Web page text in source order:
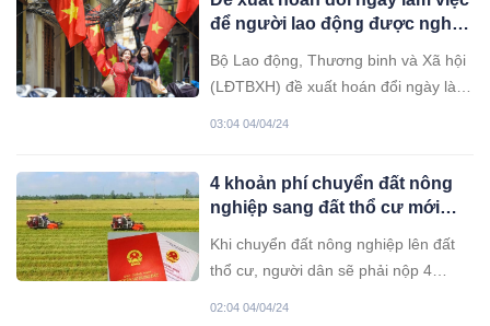
để người lao động được nghỉ 5
Bộ Lao động, Thương binh và Xã hội
(LĐTBXH) đề xuất hoán đổi ngày làm
nghỉ 5 ngày liên tục.
03:04 04/04/24
4 khoản phí chuyển đất nông
nghiệp sang đất thổ cư mới
Khi chuyển đất nông nghiệp lên đất
thổ cư, người dân sẽ phải nộp 4
02:04 04/04/24